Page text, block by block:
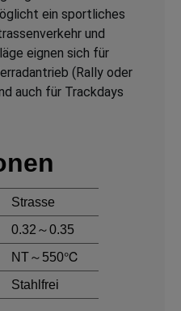
ein sportliches
und
eignen sich für
(Rally oder
auch für Trackdays
Strasse
0.32～0.35
NT～550℃
Stahlfrei